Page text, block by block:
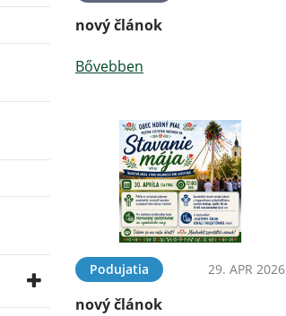
nový článok
Bővebben
Podujatia 29. APR 2026
nový článok